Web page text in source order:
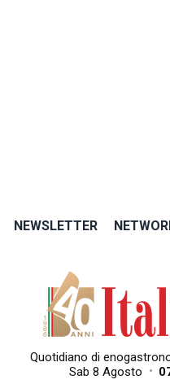
NEWSLETTER
Quotidiano di
Sab 8 Agosto •